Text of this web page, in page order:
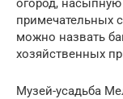
огород,
примечательных
можно назвать
хозяйственных
Музей-усадьба